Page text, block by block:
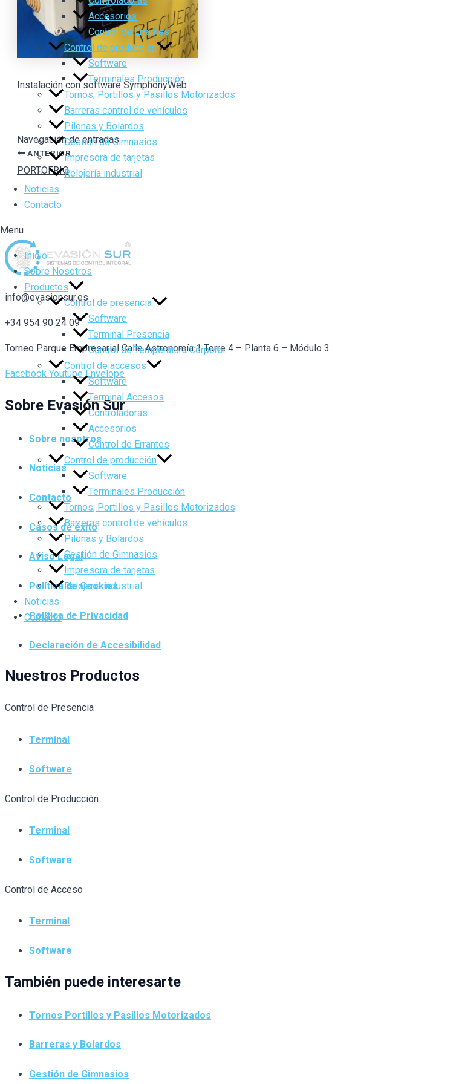
Accesorios
Control de Errantes
Control de producción
Software
Terminales Producción
Tornos, Portillos y Pasillos Motorizados
Barreras control de vehículos
Pilonas y Bolardos
Gestión de Gimnasios
Impresora de tarjetas
Relojería industrial
Noticias
Contacto
Menu
Inicio
Sobre Nosotros
Productos
Control de presencia
Software
Terminal Presencia
Control de Temperatura Corporal
Control de accesos
Software
Terminal Accesos
Controladoras
Accesorios
Control de Errantes
Control de producción
Software
Terminales Producción
Tornos, Portillos y Pasillos Motorizados
Barreras control de vehículos
Pilonas y Bolardos
Gestión de Gimnasios
Impresora de tarjetas
Relojería industrial
Noticias
Contacto
Instalación con software SymphonyWeb
Navegación de entradas
ANTERIOR
PORTOFRIO
info@evasionsur.es
+34 954 90 24 09
Torneo Parque Empresarial Calle Astronomía 1 Torre 4 – Planta 6 – Módulo 3
Facebook Youtube Envelope
Sobre Evasión Sur
Sobre nosotros
Noticias
Contacto
Casos de éxito
Aviso Legal
Política de Cookies
Política de Privacidad
Declaración de Accesibilidad
Nuestros Productos
Control de Presencia
Terminal
Software
Control de Producción
Terminal
Software
Control de Acceso
Terminal
Software
También puede interesarte
Tornos Portillos y Pasillos Motorizados
Barreras y Bolardos
Gestión de Gimnasios